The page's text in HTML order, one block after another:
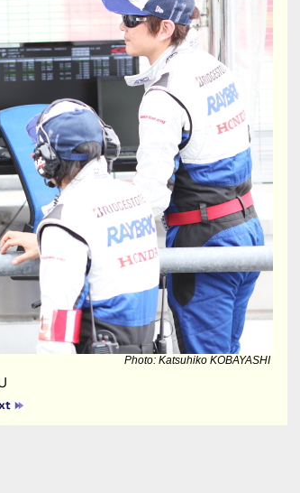
Photo: Katsuhiko KOBAYASHI